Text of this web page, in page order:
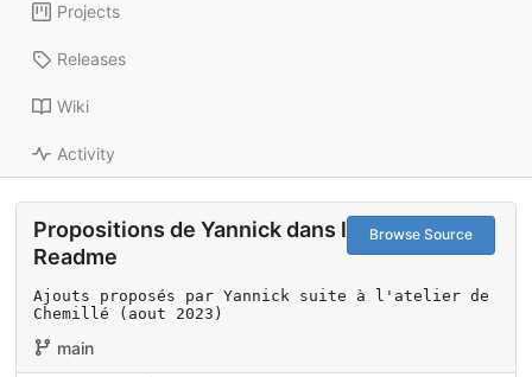
Projects
Releases
Wiki
Activity
Browse Source
Propositions de Yannick dans le
Readme
Ajouts proposés par Yannick suite à l'atelier de
Chemillé (aout 2023)
main